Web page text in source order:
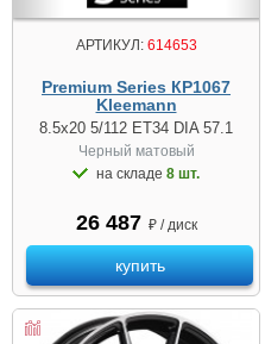
АРТИКУЛ:614653
Premium Series КР1067
Kleemann
8.5x20 5/112 ET34 DIA 57.1
Черный матовый
на складе 8 шт.
26 487 ₽ / диск
купить